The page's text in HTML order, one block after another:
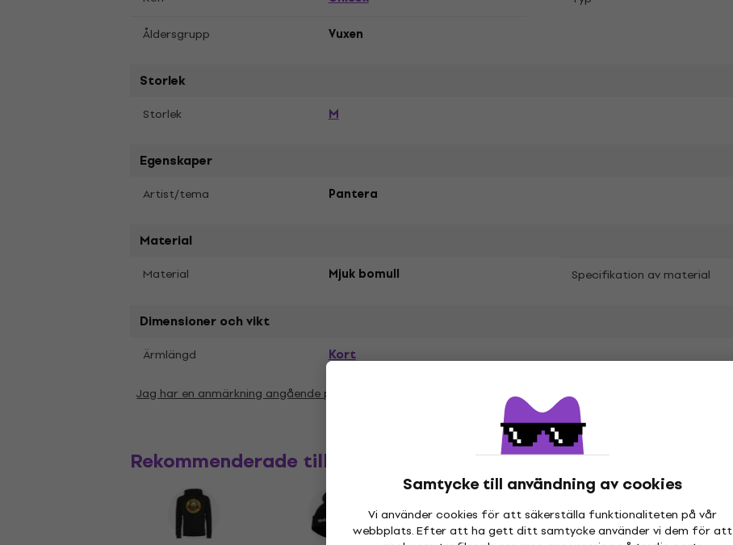
Samtycke till användning av cookies
Vi använder cookies för att säkerställa funktionaliteten på vår
webbplats. Efter att ha gett ditt samtycke använder vi dem för att
Åldersgrupp Vuxen
Storlek
Storlek M
Egenskaper
Artist/tema Pantera
Material
Material Mjuk bomull Specifikation av material
Dimensioner och vikt
Ärmlängd Kort
Jag har en anmärkning angående parametrarna
Rekommenderade tillbehör